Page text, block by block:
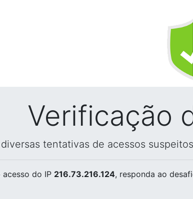
Verificação
tentativas de acessos
acesso do IP 216.73.216.124, responda ao